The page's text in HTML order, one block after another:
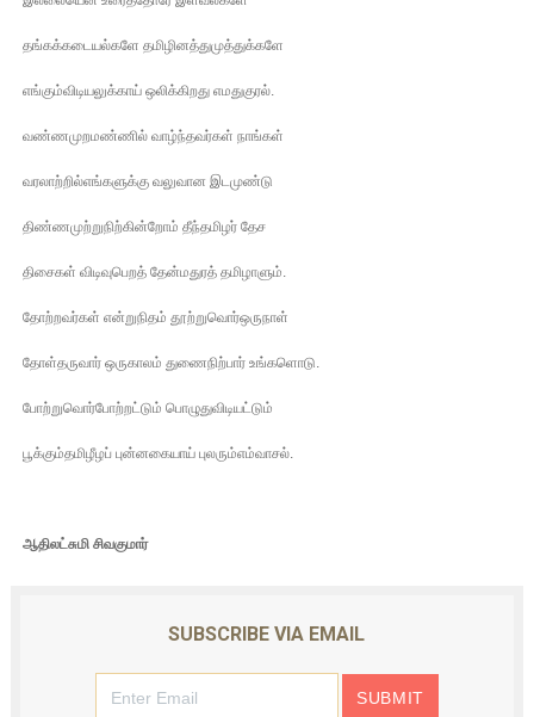
தங்கக்கடையல்களே தமிழினத்துமுத்துக்களே
எங்கும்விடியலுக்காய் ஒலிக்கிறது எமதுகுரல்.
வண்ணமுறமண்ணில் வாழ்ந்தவர்கள் நாங்கள்
வரலாற்றில்எங்களுக்கு வலுவான இடமுண்டு
திண்ணமுற்றுநிற்கின்றோம் தீந்தமிழர் தேச
திசைகள் விடிவுபெறத் தேன்மதுரத் தமிழாளும்.
தோற்றவர்கள் என்றுநிதம் தூற்றுவொர்ஒருநாள்
தோள்தருவார் ஒருகாலம் துணைநிற்பார் உங்களொடு.
போற்றுவொர்போற்றட்டும் பொழுதுவிடியட்டும்
பூக்கும்தமிழீழப் புன்னகையாய் புலரும்எம்வாசல்.
ஆதிலட்சுமி சிவகுமார்
SUBSCRIBE VIA EMAIL